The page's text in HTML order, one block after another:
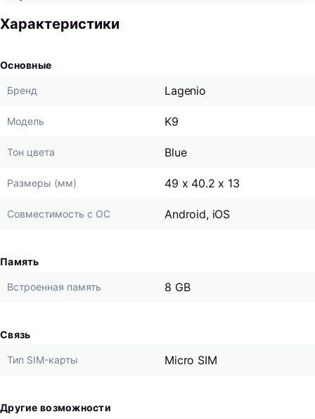
Характеристики
Основные
Бренд Lagenio
Модель K9
Тон цвета Blue
Размеры (мм) 49 x 40.2 x 13
Совместимость с ОС Android, iOS
Память
Встроенная память 8 GB
Связь
Тип SIM-карты Micro SIM
Другие возможности